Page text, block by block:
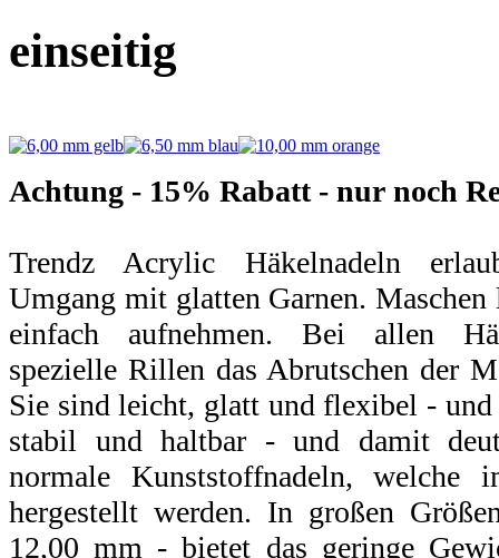
einseitig
Achtung - 15% Rabatt - nur noch
Trendz Acrylic Häkelnadeln
Umgang mit glatten Garnen. Maschen
einfach aufnehmen. Bei allen
spezielle Rillen das Abrutschen der
Sie sind leicht, glatt und flexibel - und
stabil und haltbar - und damit
normale Kunststoffnadeln, welche
hergestellt werden. In großen
12,00 mm - bietet das geringe